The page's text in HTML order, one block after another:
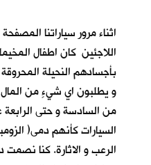
اثناء مرور سياراتنا
اللاجئين كان اطفال
بأجسادهم النحيلة
و يطلبون اي شيءٍ من المال
من السادسة و حتى
السيارات كأنهم دمى(
الرعب و الاثارة. كنا نصمت